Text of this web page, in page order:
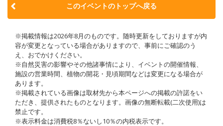
このイベントのトップへ戻る
※掲載情報は2026年8月のものです。随時更新をしておりますが内
容が変更となっている場合がありますので、事前にご確認のう
え、おでかけください。
※自然災害の影響やその他諸事情により、イベントの開催情報、
施設の営業時間、植物の開花・見頃期間などは変更になる場合が
あります。
※掲載されている画像は取材先から本ページへの掲載の許諾をい
ただき、提供されたものとなります。画像の無断転載(二次使用)は
禁止です。
※表示料金は消費税8％ないし10％の内税表示です。